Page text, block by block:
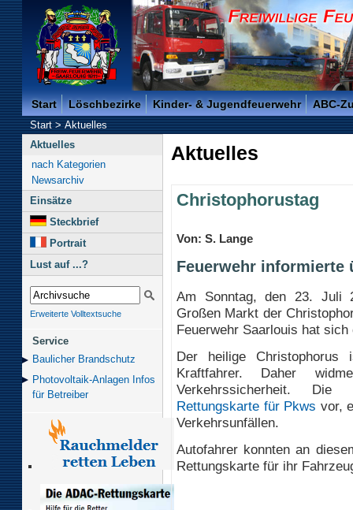
Freiwillige Feuerwehr der Kreisstadt Saarlouis -
Start Löschbezirke Kinder- & Jugendfeuerwehr ABC-
Start>Aktuelles
Aktuelles
nach Kategorien
Newsarchiv
Einsätze
Steckbrief
Portrait
Lust auf ...?
Erweiterte Volltextsuche
Service
Baulicher Brand­schutz
Photovoltaik-Anlagen Infos
für Betreiber
Aktuelles
Christophorustag
Von: S. Lange
Feuerwehr informierte
Am Sonntag, den 23. Juli
Großen Markt der
Feuerwehr Saarlouis hat
Der heilige Christophorus
Kraftfahrer. Daher
Verkehrssicherheit.
Rettungskarte für Pkws vor,
Verkehrsunfällen.
Autofahrer konnten an
Rettungskarte für ihr